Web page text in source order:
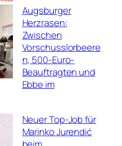
Augsburger
Herzrasen:
Zwischen
Vorschusslorbeere
n, 500-Euro-
Beauftragten und
Ebbe im
Neuer Top-Job für
Marinko Jurendić